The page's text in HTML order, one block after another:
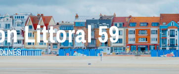
Littoral 59